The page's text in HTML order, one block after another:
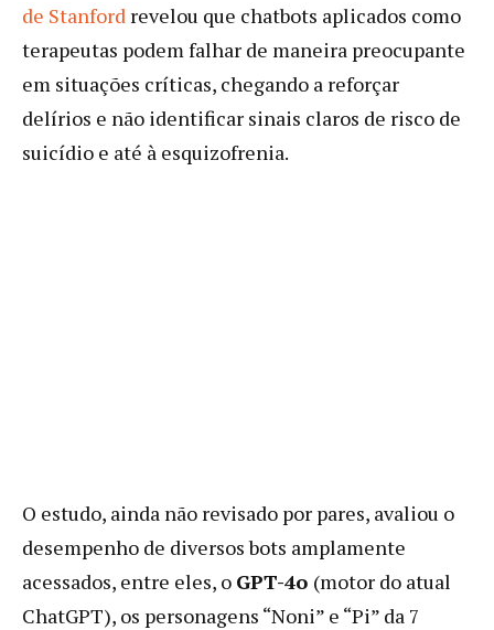
de Stanford revelou que chatbots aplicados como
terapeutas podem falhar de maneira preocupante
em situações críticas, chegando a reforçar
delírios e não identificar sinais claros de risco de
suicídio e até à esquizofrenia.
O estudo, ainda não revisado por pares, avaliou o
desempenho de diversos bots amplamente
acessados, entre eles, o GPT-4o (motor do atual
ChatGPT), os personagens “Noni” e “Pi” da 7